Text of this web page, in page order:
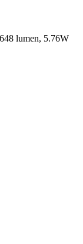
lumen, 5.76W